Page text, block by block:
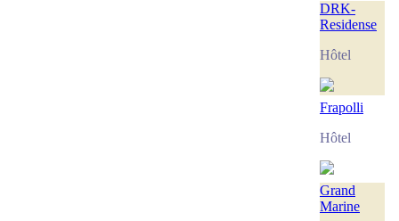
DRK-
Residense
Hôtel
Frapolli
Hôtel
Grand
Marine